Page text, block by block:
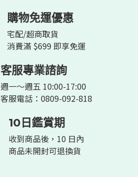
購物免運優惠
宅配/超商取貨
消費滿 $699 即享免運
客服專業諮詢
週一～週五 10:00-17:00
客服電話：0809-092-818
10日鑑賞期
收到商品後，10 日內
商品未開封可退換貨